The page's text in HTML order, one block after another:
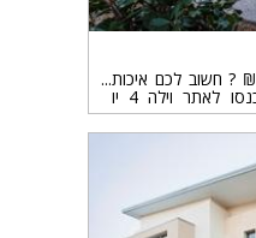
מחפשים וילות מעל 2000 ₪ ? חשוב לכם איכות
והנאה בראש ובראשונה? כנסו לאתר וילה 4 יו